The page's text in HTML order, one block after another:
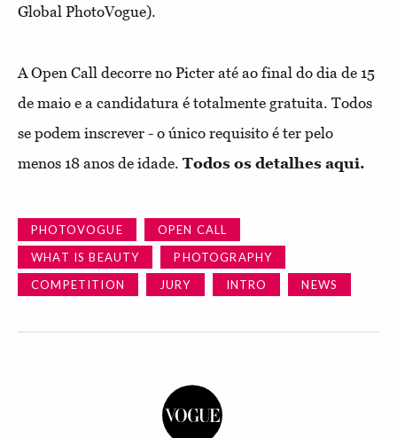
Global PhotoVogue).
A Open Call decorre no Picter até ao final do dia de 15
de maio e a candidatura é totalmente gratuita. Todos
se podem inscrever - o único requisito é ter pelo
menos 18 anos de idade. Todos os detalhes aqui.
PHOTOVOGUE
OPEN CALL
WHAT IS BEAUTY
PHOTOGRAPHY
COMPETITION
JURY INTRO NEWS